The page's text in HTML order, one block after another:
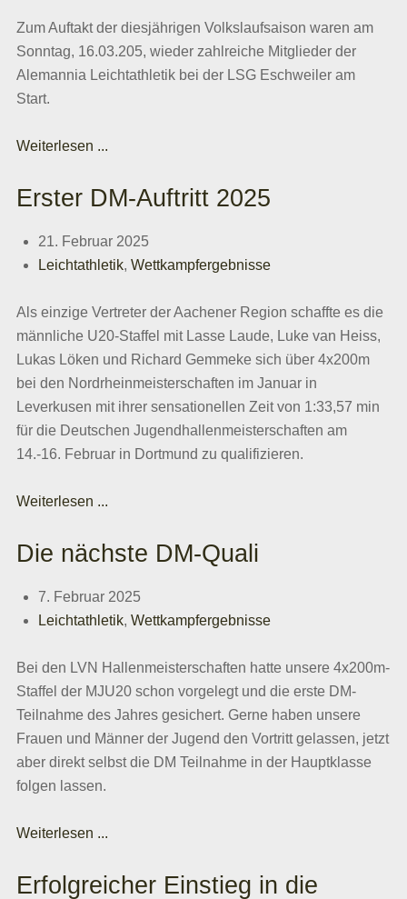
Zum Auftakt der diesjährigen Volkslaufsaison waren am
Sonntag, 16.03.205, wieder zahlreiche Mitglieder der
Alemannia Leichtathletik bei der LSG Eschweiler am
Start.
Weiterlesen ...
Erster DM-Auftritt 2025
21. Februar 2025
Leichtathletik, Wettkampfergebnisse
Als einzige Vertreter der Aachener Region schaffte es die
männliche U20-Staffel mit Lasse Laude, Luke van Heiss,
Lukas Löken und Richard Gemmeke sich über 4x200m
bei den Nordrheinmeisterschaften im Januar in
Leverkusen mit ihrer sensationellen Zeit von 1:33,57 min
für die Deutschen Jugendhallenmeisterschaften am
14.-16. Februar in Dortmund zu qualifizieren.
Weiterlesen ...
Die nächste DM-Quali
7. Februar 2025
Leichtathletik, Wettkampfergebnisse
Bei den LVN Hallenmeisterschaften hatte unsere 4x200m-
Staffel der MJU20 schon vorgelegt und die erste DM-
Teilnahme des Jahres gesichert. Gerne haben unsere
Frauen und Männer der Jugend den Vortritt gelassen, jetzt
aber direkt selbst die DM Teilnahme in der Hauptklasse
folgen lassen.
Weiterlesen ...
Erfolgreicher Einstieg in die